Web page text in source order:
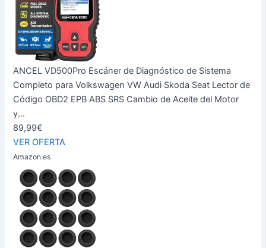
ANCEL VD500Pro Escáner de Diagnóstico de Sistema
Completo para Volkswagen VW Audi Skoda Seat Lector de
Código OBD2 EPB ABS SRS Cambio de Aceite del Motor
y...
89,99€
VER OFERTA
Amazon.es